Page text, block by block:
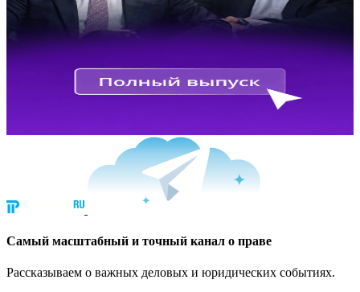
Cамый масштабный и точный канал о праве
Рассказываем о важных деловых и юридических событиях.